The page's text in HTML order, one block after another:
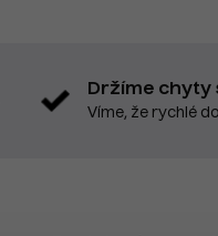
Držíme chyty
Víme, že rychlé